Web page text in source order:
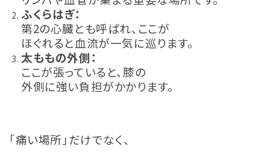
ふくらはぎ：
第2の心臓とも呼ばれ、ここが
ほぐれると血流が一気に巡ります。
太ももの外側：
ここが張っていると、膝の
外側に強い負担がかかります。
「痛い場所」だけでなく、